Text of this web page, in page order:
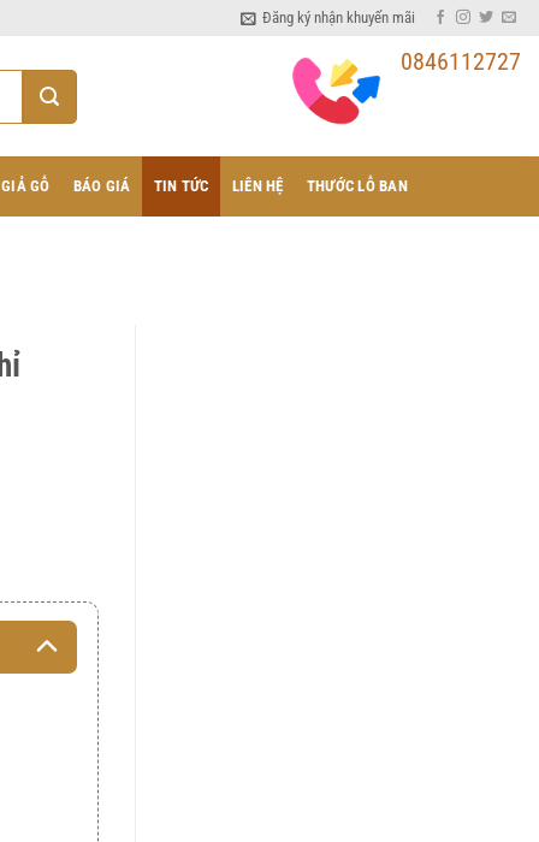
Đăng ký nhận khuyến mãi
0846112727
GỖ BÁO GIÁ TIN TỨC LIÊN HỆ THƯỚC LỖ BAN